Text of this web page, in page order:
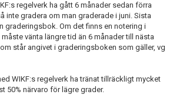
regelverk ha gått 6 månader sedan förra
inte gradera om man graderade i juni. Sista
graderingsbok. Om det finns en notering i
vänta längre tid än 6 månader till nästa
står angivet i graderingsboken som gäller, vg
WIKF:s regelverk ha tränat tillräckligt mycket
50% närvaro för lägre grader.